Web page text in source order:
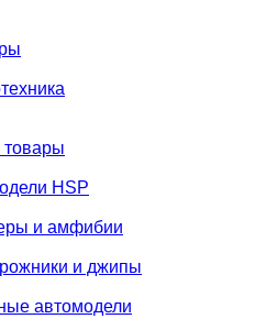
товары
HSP
и амфибии
и джипы
автомодели